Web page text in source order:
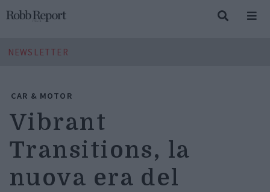
NEWSLETTER
CAR & MOTOR
Vibrant
Transitions, la
nuova era del